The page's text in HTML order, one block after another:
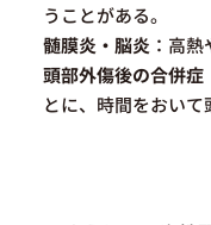
うことがある。
髄膜炎・脳炎：高熱
頭部外傷後の合併症
とに、時間をおいて